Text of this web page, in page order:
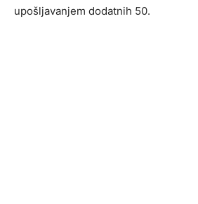
upošljavanjem dodatnih 50.